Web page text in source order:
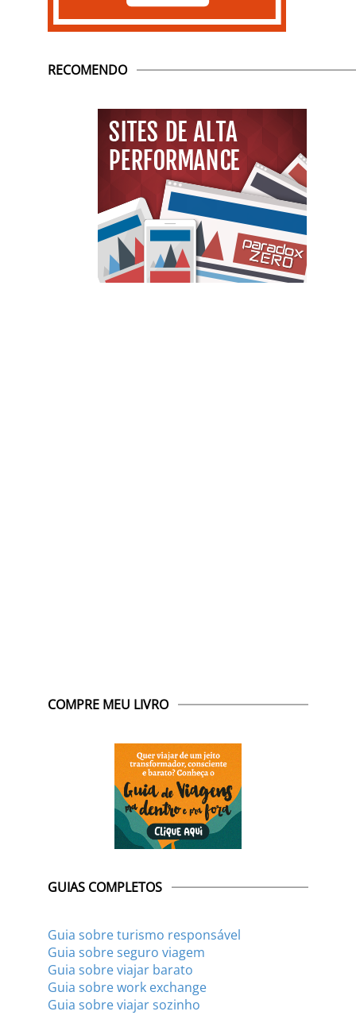
RECOMENDO
COMPRE MEU LIVRO
GUIAS COMPLETOS
Guia sobre turismo responsável
Guia sobre seguro viagem
Guia sobre viajar barato
Guia sobre work exchange
Guia sobre viajar sozinho